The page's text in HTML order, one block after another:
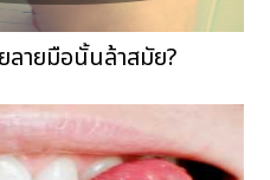
ลายมือนั้นล้าสมัย?